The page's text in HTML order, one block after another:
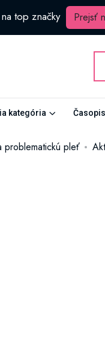
na top značky Prejsť
kategória Časopis
problematickú pleť